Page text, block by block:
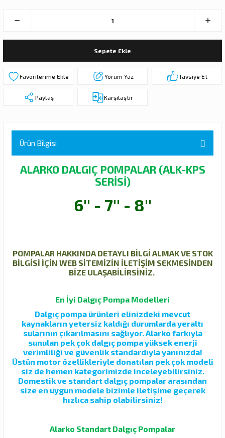
POMPA (MOTOR+POMPA)
Sepete Ekle
Yorum Yaz Tavsiye Et
Paylaş Karşılaştır
Ürün Bilgisi
ALARKO DALGIÇ POMPALAR (ALK-KPS
SERİSİ)
6'' - 7'' - 8''
POMPALAR HAKKINDA DETAYLI BİLGİ ALMAK VE STOK
BİLGİSİ İÇİN WEB SİTEMİZİN İLETİŞİM SEKMESİNDEN
BİZE ULAŞABİLİRSİNİZ.
En İyi Dalgıç Pompa Modelleri
Dalgıç pompa ürünleri elinizdeki mevcut
kaynakların yetersiz kaldığı durumlarda yeraltı
sularının çıkarılmasını sağlıyor. Alarko farkıyla
sunulan pek çok dalgıç pompa yüksek enerji
verimliliği ve güvenlik standardıyla yanınızda!
Üstün motor özellikleriyle donatılan pek çok modeli
siz de hemen kategorimizde inceleyebilirsiniz.
Domestik ve standart dalgıç pompalar arasından
size en uygun modele bizimle iletişime geçerek
hızlıca sahip olabilirsiniz!
Alarko Standart Dalgıç Pompalar